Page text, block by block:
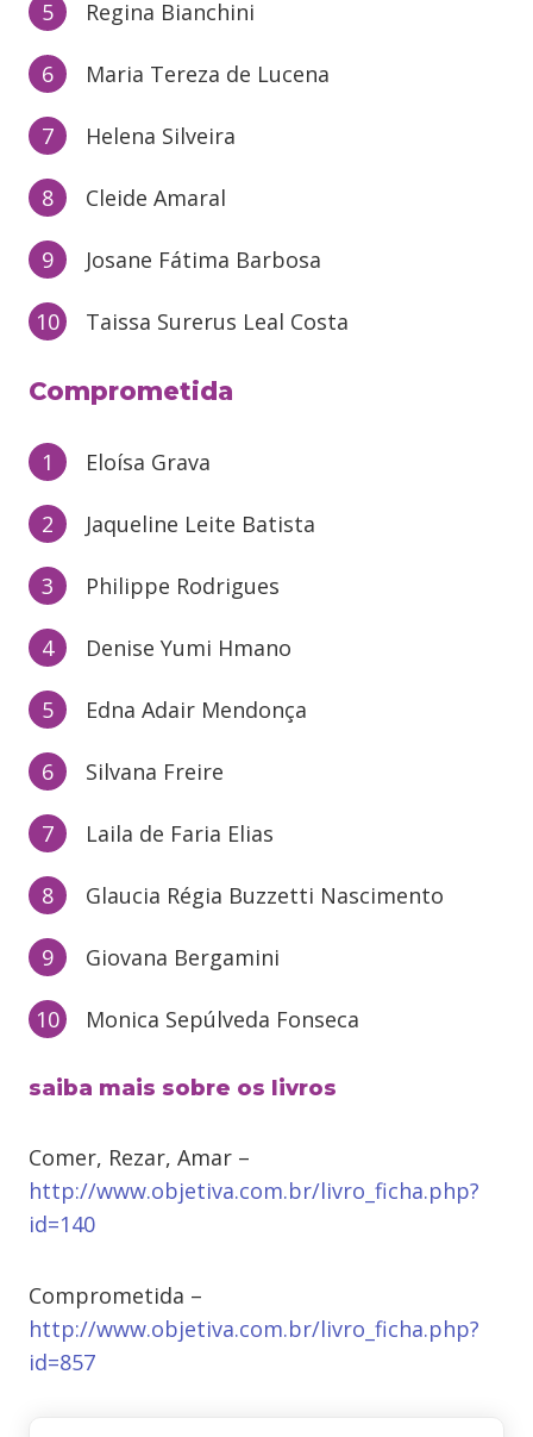
Regina Bianchini
Maria Tereza de Lucena
Helena Silveira
Cleide Amaral
Josane Fátima Barbosa
Taissa Surerus Leal Costa
Comprometida
Eloísa Grava
Jaqueline Leite Batista
Philippe Rodrigues
Denise Yumi Hmano
Edna Adair Mendonça
Silvana Freire
Laila de Faria Elias
Glaucia Régia Buzzetti Nascimento
Giovana Bergamini
Monica Sepúlveda Fonseca
saiba mais sobre os livros
Comer, Rezar, Amar –
http://www.objetiva.com.br/livro_ficha.php?
id=140
Comprometida –
http://www.objetiva.com.br/livro_ficha.php?
id=857